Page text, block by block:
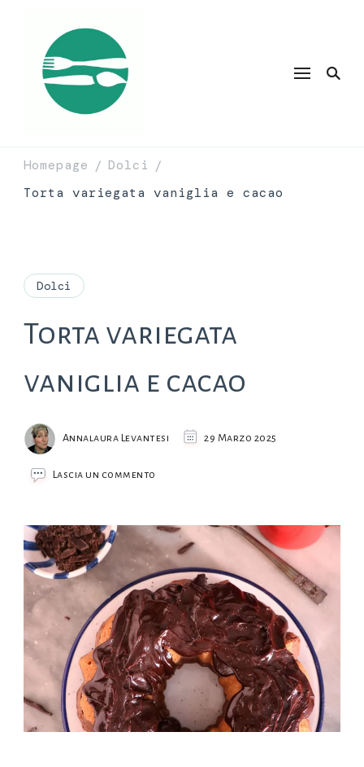
Homepage / Dolci /
Torta variegata vaniglia e cacao
Dolci
Torta variegata
vaniglia e cacao
Annalaura Levantesi 29 Marzo 2025
Lascia un commento
vaniglia
e
cacao